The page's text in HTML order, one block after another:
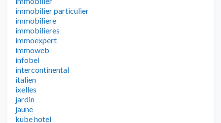
immobilier particulier
immobiliere
immobilieres
immoexpert
immoweb
infobel
intercontinental
italien
ixelles
jardin
jaune
kube hotel